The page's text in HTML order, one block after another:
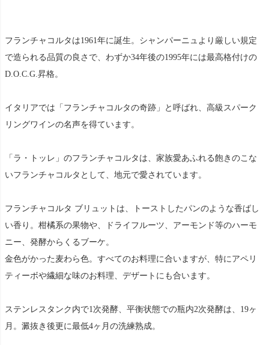
フランチャコルタは1961年に誕生。シャンパーニュより厳しい規定
で造られる品質の良さで、わずか34年後の1995年には最高格付けの
D.O.C.G.昇格。
イタリアでは「フランチャコルタの奇跡」と呼ばれ、高級スパーク
リングワインの名声を得ています。
「ラ・トッレ」のフランチャコルタは、家族愛あふれる飽きのこな
いフランチャコルタとして、地元で愛されています。
フランチャコルタ ブリュットは、トーストしたパンのような香ばし
い香り。柑橘系の果物や、ドライフルーツ、アーモンド等のハーモ
ニー、発酵からくるブーケ。
金色がかった麦わら色。すべてのお料理に合いますが、特にアペリ
ティーボや繊細な味のお料理、デザートにも合います。
ステンレスタンク内で1次発酵、平衡状態での瓶内2次発酵は、19ヶ
月。澱抜き後更に最低4ヶ月の洗練熟成。